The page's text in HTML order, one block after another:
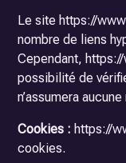
Le site https://
nombre de liens
Cependant,
possibilité de
n’assumera
Cookies : https://
cookies.